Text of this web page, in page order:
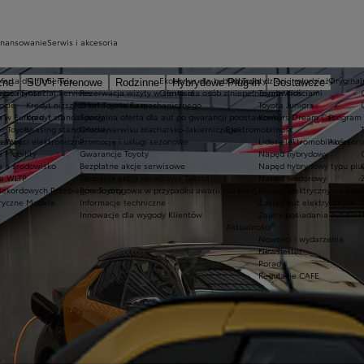
SUV i Terenowe Rodzinne Hybrydowe Plug-in
Dostawcze
Ekobonus dla hybryd Toyoty
Oferta dla osób z niepełnosprawnościami
Toyota?
w Europie
Toyoty
Way
Mobility
a środowisko
WLTP
Przebiegów Toyoty
Modele
Kluby dla dzieci i młodzieży
Toyota Kids
Toyota Juniors
Konkurs Dream Car
Elektromobilność
Lider elektromobilności
Napęd hybrydowy
Napęd hybrydowy typu
Napęd wodorowy
Napęd elektryczny na
Zasięg aut elektrycznych
Zalety posiadania aut
Aktualności
Nowości i wydarzenia
Newsletter
Porady
Regulacje CAFE
dla firm
Financial Services
Kredyt niższych rat Toyota Easy
Kredyt standardowy
Leasing standardowy
elektroniczne
Serwis i akcesoria
Serwis
Rezerwacja wizyty w serwisie
Oferta serwisu mechanicznego
Specjalna oferta dla aut po gwarancji podstawowej
Oferta serwisu blacharsko-lakierniczego
Promocje i usługi sezonowe
Gwarancje Toyoty
Bezpłatne akcje serwisowe
Globalna akcja serwisowa Takata
Pomoc drogowa w przypadku awarii lub kolizji
Informacje techniczne
Innowacje dla wygody Klientów
Program